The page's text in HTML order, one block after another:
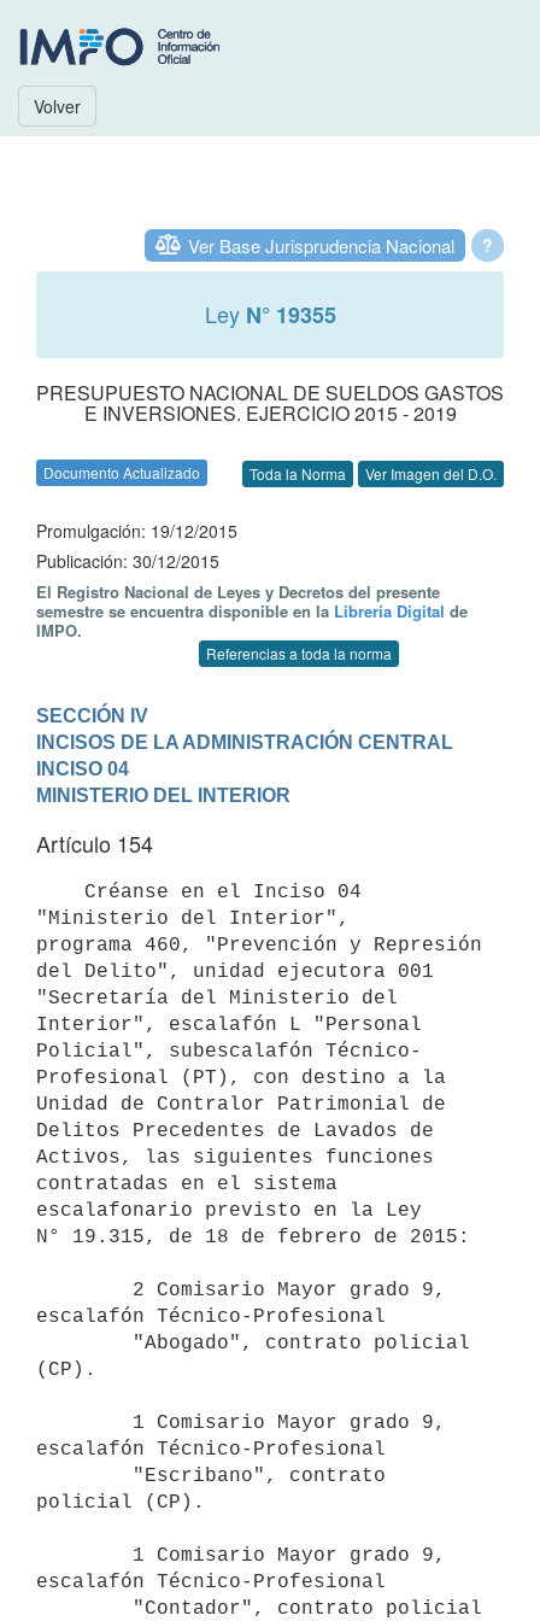
Volver
?
Ver Base Jurisprudencia Nacional
Ley N° 19355
PRESUPUESTO NACIONAL DE SUELDOS GASTOS
E INVERSIONES. EJERCICIO 2015 - 2019
Documento Actualizado Toda la Norma Ver Imagen del D.O.
Promulgación: 19/12/2015
Publicación: 30/12/2015
El Registro Nacional de Leyes y Decretos del presente
semestre se encuentra disponible en la Librería Digital de
IMPO.
Referencias a toda la norma
SECCIÓN IV
INCISOS DE LA ADMINISTRACIÓN CENTRAL
INCISO 04
MINISTERIO DEL INTERIOR
Artículo 154
"Ministerio del Interior",
programa 460, "Prevención y Represión
del Delito", unidad ejecutora 001
"Secretaría del Ministerio del
Interior", escalafón L "Personal
Policial", subescalafón Técnico-
Profesional (PT), con destino a la
Unidad de Contralor Patrimonial de
Delitos Precedentes de Lavados de
Activos, las siguientes funciones
contratadas en el sistema
escalafonario previsto en la Ley
N° 19.315, de 18 de febrero de 2015:
escalafón Técnico-Profesional
(CP).
escalafón Técnico-Profesional
policial (CP).
escalafón Técnico-Profesional